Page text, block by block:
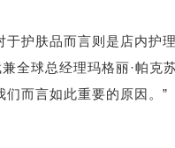
护肤品而言则是店内护
全球总经理玛格丽·帕克
而言如此重要的原因。”